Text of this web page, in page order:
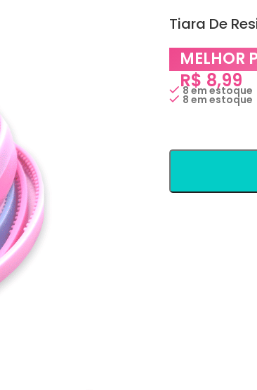
Tiara De
MELHOR
R$ 8,99
8 em estoque
8 em estoque